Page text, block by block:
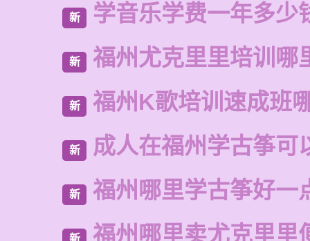
新 学音乐学费一年多少
新 福州尤克里里培训哪
新 福州K歌培训速成班
新 成人在福州学古筝可
新 福州哪里学古筝好一
新 福州哪里卖尤克里里